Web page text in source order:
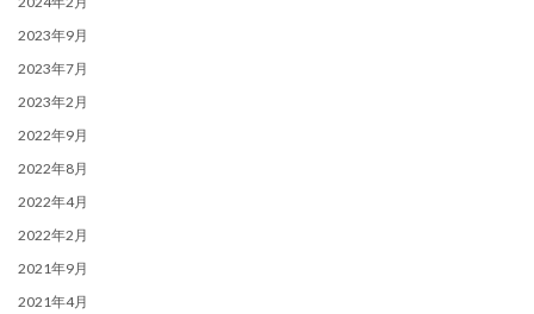
2023年9月
2023年7月
2023年2月
2022年9月
2022年8月
2022年4月
2022年2月
2021年9月
2021年4月